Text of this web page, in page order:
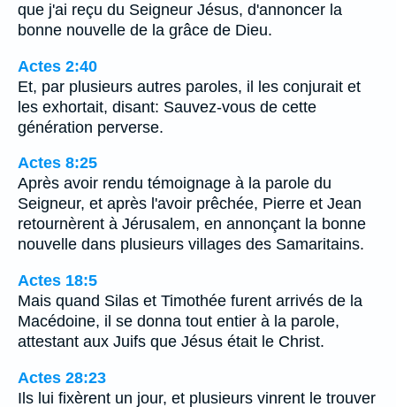
que j'ai reçu du Seigneur Jésus, d'annoncer la
bonne nouvelle de la grâce de Dieu.
Actes 2:40
Et, par plusieurs autres paroles, il les conjurait et
les exhortait, disant: Sauvez-vous de cette
génération perverse.
Actes 8:25
Après avoir rendu témoignage à la parole du
Seigneur, et après l'avoir prêchée, Pierre et Jean
retournèrent à Jérusalem, en annonçant la bonne
nouvelle dans plusieurs villages des Samaritains.
Actes 18:5
Mais quand Silas et Timothée furent arrivés de la
Macédoine, il se donna tout entier à la parole,
attestant aux Juifs que Jésus était le Christ.
Actes 28:23
Ils lui fixèrent un jour, et plusieurs vinrent le trouver